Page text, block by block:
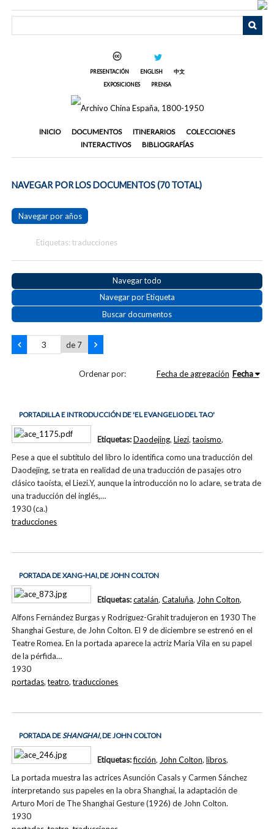
PRESENTACIÓN ENGLISH
中文
EXPOSICIONES
PRENSA
INICIO DOCUMENTOS ITINERARIOS
COLECCIONES
INTERACTIVOS
BIBLIOGRAFÍAS
NAVEGAR POR LOS DOCUMENTOS (70 TOTAL)
Navegar por años
Etiquetas: traducciones
Navegar todo
Navegar por Etiqueta
Buscar documentos
de 7
Ordenar por: Fecha de agregación Fecha
PORTADILLA E INTRODUCCIÓN DE 'EL EVANGELIO DEL TAO'
Pese a que el subtítulo del libro lo identifica como una traducción del
Daodejing, se trata en realidad de una traducción de pasajes otro
clásico taoísta, el Liezi.Y, aunque la introducción no lo aclare, se trata de
una traducción del inglés,…
1930 (ca.)
Etiquetas:Daodejing, Liezi,taoismo,
traducciones
PORTADA DE XANG-HAI, DE JOHN COLTON
Alfons Fernández Burgas y Rodríguez-Grahit tradujeron en 1930 The
Shanghai Gesture, de John Colton. El 9 de diciembre se estrenó en el
Teatre Romea. En la portada aparece la actriz Maria Vila en su papel
de la pérfida…
1930
Etiquetas:catalán, Cataluña, John Colton,
portadas,teatro,traducciones
PORTADA DESHANGHAI, DE JOHN COLTON
La portada muestra las actrices Asunción Casals y Carmen Sánchez
interpretando sus papeles en la obra Shanghai, la adaptación de
Arturo Mori de The Shanghai Gesture (1926) de John Colton.
1930
Etiquetas:ficción, John Colton, libros,